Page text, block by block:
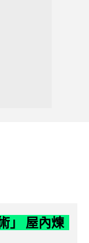
」 屋內煉